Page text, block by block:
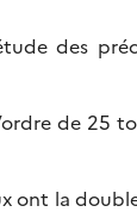
des
de 25
ont la